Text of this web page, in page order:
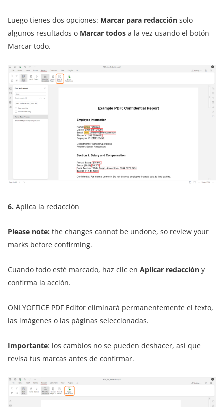
Luego tienes dos opciones: Marcar para redacción solo
algunos resultados o Marcar todos a la vez usando el botón
Marcar todo.
6. Aplica la redacción
Please note: the changes cannot be undone, so review your
marks before confirming.
Cuando todo esté marcado, haz clic en Aplicar redacción y
confirma la acción.
ONLYOFFICE PDF Editor eliminará permanentemente el texto,
las imágenes o las páginas seleccionadas.
Importante: los cambios no se pueden deshacer, así que
revisa tus marcas antes de confirmar.